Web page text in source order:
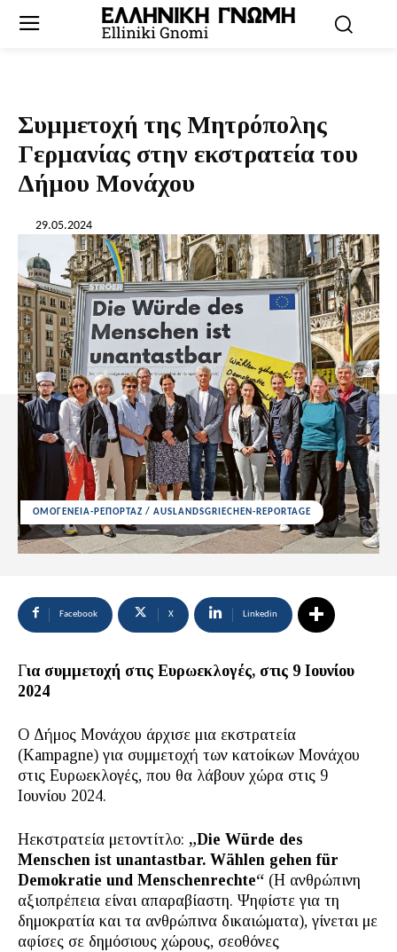
Συμμετοχή της Μητρόπολης
Γερμανίας στην εκστρατεία του
Δήμου Μονάχου
29.05.2024
ΟΜΟΓΕΝΕΙΑ-ΡΕΠΟΡΤΑΖ / AUSLANDSGRIECHEN-REPORTAGE
Facebook X Linkedin
Για συμμετοχή στις Ευρωεκλογές, στις 9 Ιουνίου
2024
Ο Δήμος Μονάχου άρχισε μια εκστρατεία
(Kampagne) για συμμετοχή των κατοίκων Μονάχου
στις Ευρωεκλογές, που θα λάβουν χώρα στις 9
Ιουνίου 2024.
Ηεκστρατεία μετοντίτλο: „Die Würde des
Menschen ist unantastbar. Wählen gehen für
Demokratie und Menschenrechte“ (Η ανθρώπινη
αξιοπρέπεια είναι απαραβίαστη. Ψηφίστε για τη
δημοκρατία και τα ανθρώπινα δικαιώματα), γίνεται με
αφίσες σε δημόσιους χώρους, σεοθόνες